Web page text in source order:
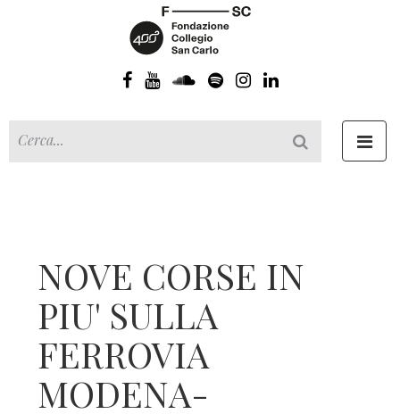
NOVE CORSE IN
PIU' SULLA
FERROVIA
MODENA-